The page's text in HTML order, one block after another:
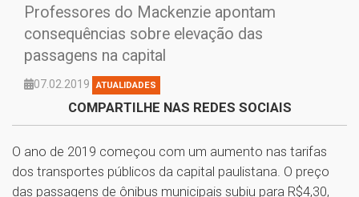
Professores do Mackenzie apontam
consequências sobre elevação das
passagens na capital
07.02.2019 ATUALIDADES
COMPARTILHE NAS REDES SOCIAIS
O ano de 2019 começou com um aumento nas tarifas
dos transportes públicos da capital paulistana. O preço
das passagens de ônibus municipais subiu para R$4,30,